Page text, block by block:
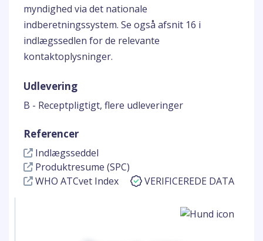
myndighed via det nationale
indberetningssystem. Se også afsnit 16 i
indlægssedlen for de relevante
kontaktoplysninger.
Udlevering
B - Receptpligtigt, flere udleveringer
Referencer
Indlægsseddel
Produktresume (SPC)
WHO ATCvet Index
VERIFICEREDE DATA